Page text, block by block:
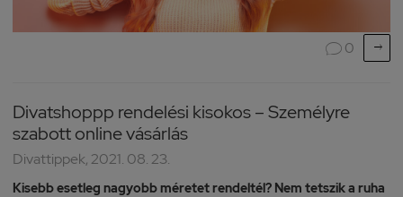
0 
Divatshoppp rendelési kisokos – Személyre
szabott online vásárlás
Divattippek, 2021. 08. 23.
Kisebb esetleg nagyobb méretet rendeltél? Nem tetszik a ruha